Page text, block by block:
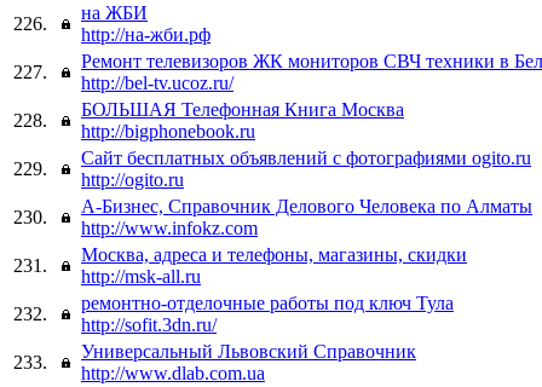
226.
на ЖБИ
http://на-жби.рф
227.
Ремонт телевизоров ЖК мониторов СВЧ техники в
http://bel-tv.ucoz.ru/
228.
БОЛЬШАЯ Телефонная Книга Москва
http://bigphonebook.ru
229.
Сайт бесплатных объявлений с фотографиями ogito.ru
http://ogito.ru
230.
А-Бизнес, Справочник Делового Человека по Алматы
http://www.infokz.com
231.
Москва, адреса и телефоны, магазины, скидки
http://msk-all.ru
232.
ремонтно-отделочные работы под ключ Тула
http://sofit.3dn.ru/
233.
Универсальный Львовский Справочник
http://www.dlab.com.ua